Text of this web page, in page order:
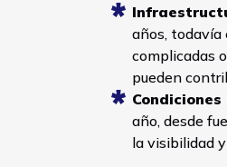
años, todavía
complicadas
pueden
año, desde
la visibilidad